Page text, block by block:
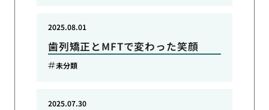
歯列矯正とMFTで変わった笑顔
2025.08.01
未分類
2025.07.30